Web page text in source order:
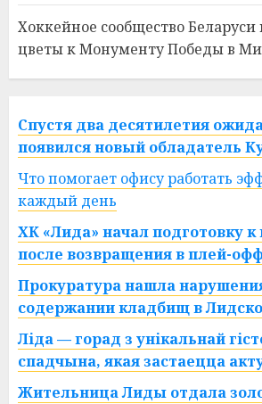
Хоккейное сообщество Беларуси
цветы к Монументу Победы в
Спустя два десятилетия
появился новый обладатель
Что помогает офису работать
каждый день
ХК «Лида» начал подготовку к
после возвращения в плей-
Прокуратура нашла
содержании кладбищ в
Ліда — горад з унікальнай
спадчына, якая застаецца
Жительница Лиды отдала